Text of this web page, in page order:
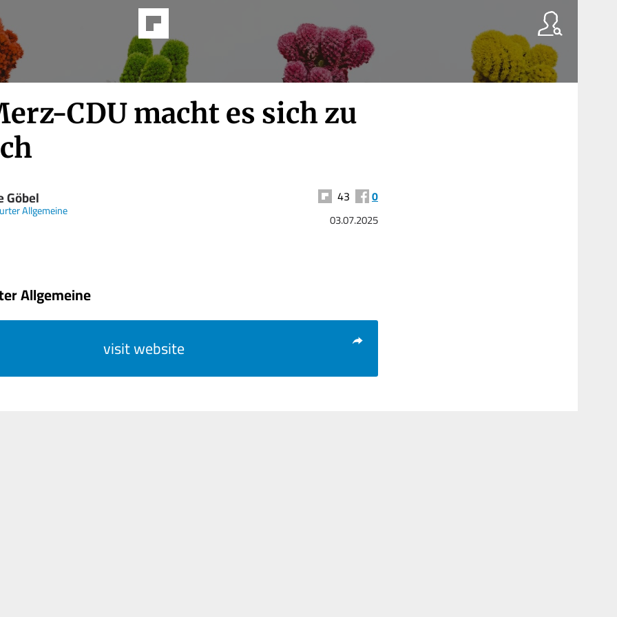
CDU macht es sich zu
Göbel
Allgemeine
43 0
03.07.2025
Allgemeine
visit website